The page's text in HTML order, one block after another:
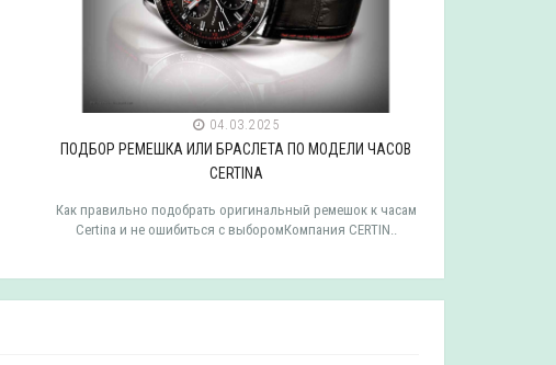
04.03.2025
ПОДБОР РЕМЕШКА ИЛИ БРАСЛЕТА ПО МОДЕЛИ ЧАСОВ
CERTINA
Как правильно подобрать оригинальный ремешок к часам
Certina и не ошибиться с выборомКомпания CERTIN..